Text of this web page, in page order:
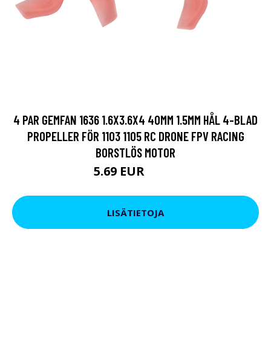
4 PAR GEMFAN 1636 1.6X3.6X4 40MM 1.5MM HÅL 4-BLAD
PROPELLER FÖR 1103 1105 RC DRONE FPV RACING
BORSTLÖS MOTOR
5.69 EUR
LISÄTIETOJA